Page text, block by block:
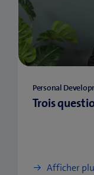
Personal
Trois
Afficher